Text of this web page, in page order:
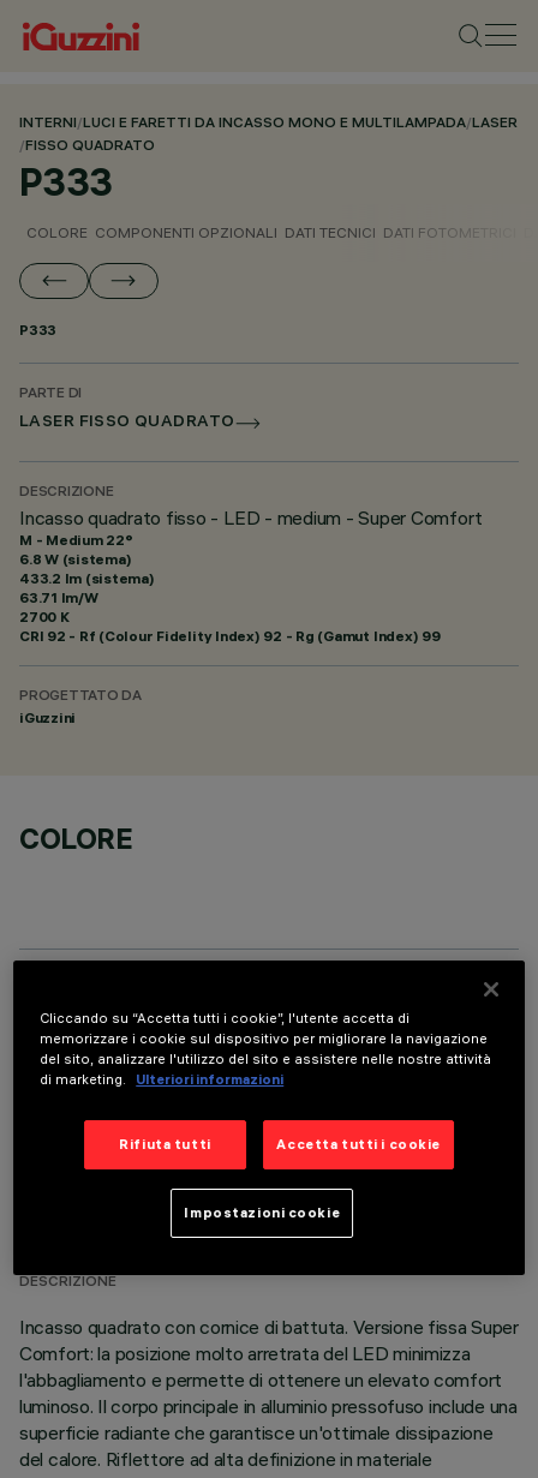
INTERNI/LUCI E FARETTI DA INCASSO MONO E MULTILAMPADA/LASER
/FISSO QUADRATO
P333
COLORE COMPONENTI OPZIONALI DATI TECNICI DATI FOTOMETRICI
P333
PARTE DI
LASER FISSO QUADRATO
DESCRIZIONE
Incasso quadrato fisso - LED - medium - Super Comfort
M - Medium 22°
6.8 W (sistema)
433.2 lm (sistema)
63.71 lm/W
2700 K
CRI 92 - Rf (Colour Fidelity Index) 92 - Rg (Gamut Index) 99
PROGETTATO DA
iGuzzini
COLORE
COMPONENTI OPZIONALI
DATI TECNICI
ULTIMO AGGIORNAMENTO: 07/08/2026
DESCRIZIONE
Incasso quadrato con cornice di battuta. Versione fissa Super
Comfort: la posizione molto arretrata del LED minimizza
l'abbagliamento e permette di ottenere un elevato comfort
luminoso. Il corpo principale in alluminio pressofuso include una
superficie radiante che garantisce un'ottimale dissipazione
del calore. Riflettore ad alta definizione in materiale
Cliccando su “Accetta tutti i cookie”, l'utente accetta di
memorizzare i cookie sul dispositivo per migliorare la navigazione
del sito, analizzare l'utilizzo del sito e assistere nelle nostre attività
di marketing.
Ulteriori informazioni
Rifiuta tutti Accetta tutti i cookie
Impostazioni cookie